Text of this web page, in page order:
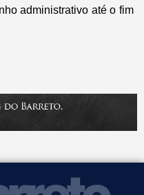
administrativo até o fim